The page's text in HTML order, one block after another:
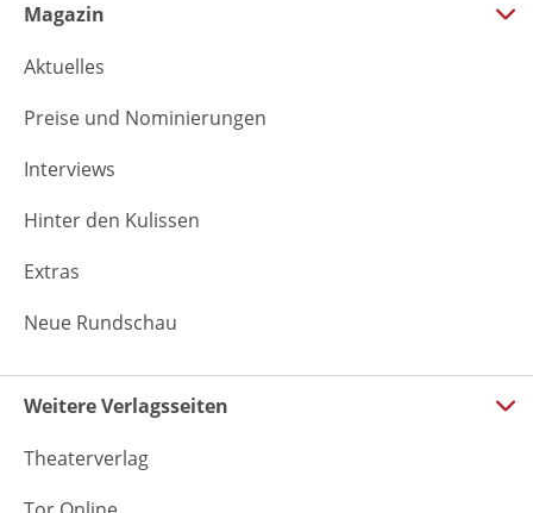
Magazin
Aktuelles
Preise und Nominierungen
Interviews
Hinter den Kulissen
Extras
Neue Rundschau
Weitere Verlagsseiten
Theaterverlag